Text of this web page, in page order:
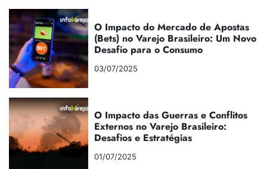
O Impacto do Mercado de Apostas
(Bets) no Varejo Brasileiro: Um Novo
Desafio para o Consumo
03/07/2025
O Impacto das Guerras e Conflitos
Externos no Varejo Brasileiro:
Desafios e Estratégias
01/07/2025